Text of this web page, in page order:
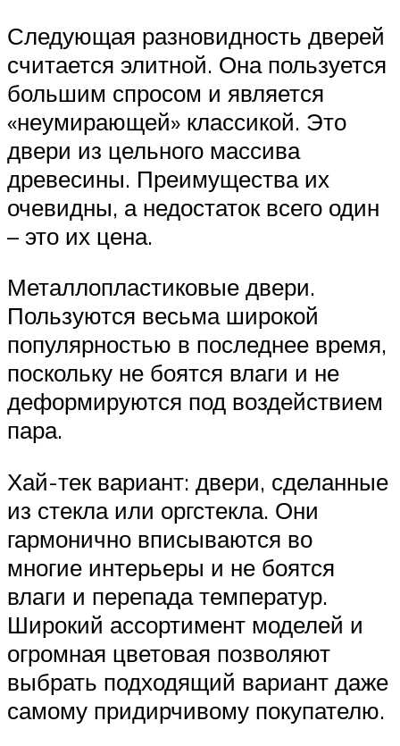
Следующая разновидность дверей
считается элитной. Она пользуется
большим спросом и является
«неумирающей» классикой. Это
двери из цельного массива
древесины. Преимущества их
очевидны, а недостаток всего один
– это их цена.
Металлопластиковые двери.
Пользуются весьма широкой
популярностью в последнее время,
поскольку не боятся влаги и не
деформируются под воздействием
пара.
Хай-тек вариант: двери, сделанные
из стекла или оргстекла. Они
гармонично вписываются во
многие интерьеры и не боятся
влаги и перепада температур.
Широкий ассортимент моделей и
огромная цветовая позволяют
выбрать подходящий вариант даже
самому придирчивому покупателю.